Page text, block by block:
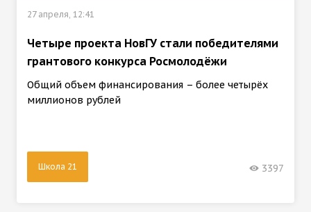
27 апреля, 12:41
Четыре проекта НовГУ стали победителями
грантового конкурса Росмолодёжи
Общий объем финансирования – более четырёх
миллионов рублей
Школа 21 3397